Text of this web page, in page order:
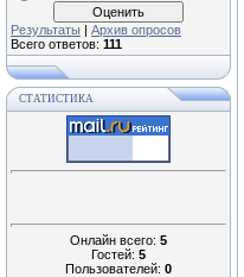
Результаты | Архив опросов
Всего ответов: 111
СТАТИСТИКА
Онлайн всего: 5
Гостей: 5
Пользователей: 0